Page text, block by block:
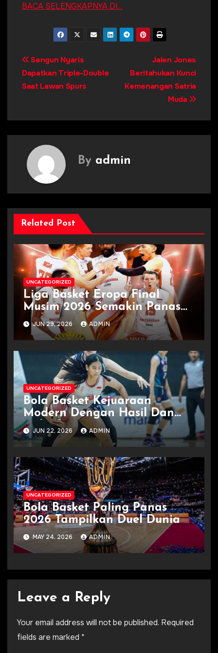
BACA SELENGKAPNYA DI…
Post
navigation
Jalen Jones
Beritahukan Kunci
Kemenangan Satria
Muda
Sengun Nyaris
Dapatkan Triple-Double
Saat Lawan Spurs
By admin
Related Post
UNCATEGORIZED
Liga Basket Eropa Final
Musim 2026 Semakin Panas
Terkini
JUN 29, 2026 ADMIN
UNCATEGORIZED
Bola Basket Kejuaraan
Modern Dengan Hasil Dan
Jadwal
JUN 22, 2026 ADMIN
UNCATEGORIZED
Bola Basket Paling Panas
2026 Tampilkan Duel Dunia
MAY 24, 2026 ADMIN
Leave a Reply
Your email address will not be published. Required
fields are marked *